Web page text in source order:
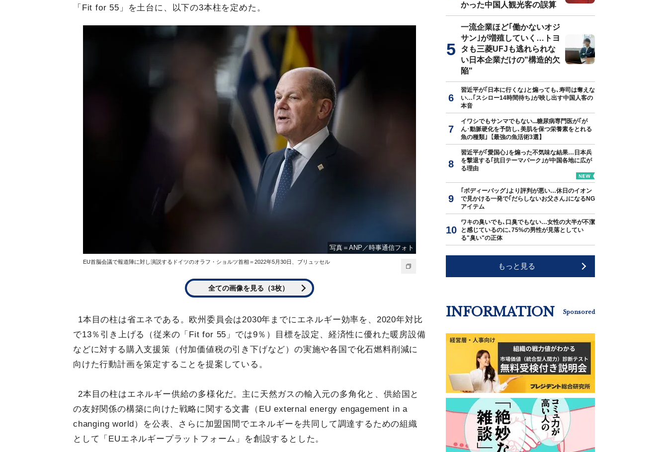
「Fit for 55」を土台に、以下の3本柱を定めた。
写真＝ANP／時事通信フォト
EU首脳会議で報道陣に対し演説するドイツのオラフ・ショルツ首相＝2022年5月30日、ブリュッセル
全ての画像を見る（3枚）
1本目の柱は省エネである。欧州委員会は2030年までにエネルギー効率を、2020年対比
で13％引き上げる（従来の「Fit for 55」では9％）目標を設定、経済性に優れた暖房設備
などに対する購入支援策（付加価値税の引き下げなど）の実施や各国で化石燃料削減に
向けた行動計画を策定することを提案している。
2本目の柱はエネルギー供給の多様化だ。主に天然ガスの輸入元の多角化と、供給国と
の友好関係の構築に向けた戦略に関する文書（EU external energy engagement in a
changing world）を公表、さらに加盟国間でエネルギーを共同して調達するための組織
として「EUエネルギープラットフォーム」を創設するとした。
かった中国人観光客の誤算
一流企業ほど｢働かないオジ
サン｣が増殖していく…トヨ
タも三菱UFJも逃れられな
い日本企業だけの"構造的欠
陥"
習近平が｢日本に行くな｣と煽っても､寿司は奪えな
い…｢スシロー14時間待ち｣が映し出す中国人客の
本音
イワシでもサンマでもない...糖尿病専門医が｢が
ん･動脈硬化を予防し､美肌を保つ栄養素をとれる
魚の種類｣【最強の魚活術3選】
習近平が｢愛国心｣を煽った不気味な結果…日本兵
を撃退する｢抗日テーマパーク｣が中国各地に広が
る理由
｢ボディーバッグ｣より評判が悪い…休日のイオン
で見かける一発で｢だらしないお父さん｣になるNG
アイテム
ワキの臭いでも､口臭でもない…女性の大半が不潔
と感じているのに､75%の男性が見落としてい
る"臭い"の正体
もっと見る
INFORMATION Sponsored